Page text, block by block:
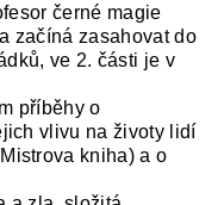
černé magie
začíná zasahovat do
ve 2. části je v
příběhy o
vlivu na životy lidí
kniha) a o